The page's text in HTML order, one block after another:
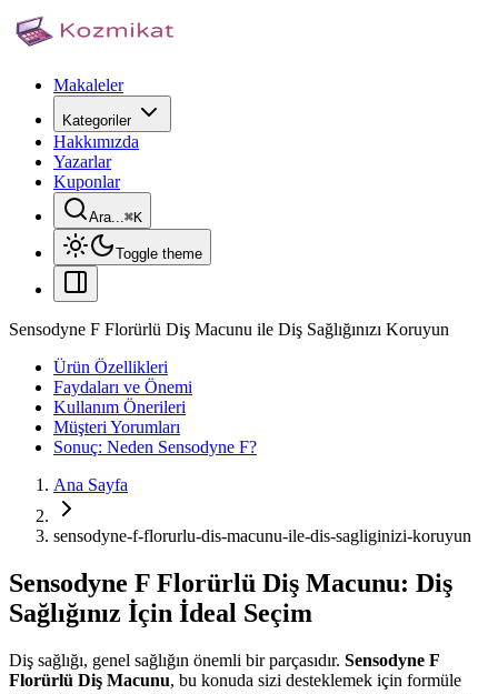
Makaleler
Kategoriler
Hakkımızda
Yazarlar
Kuponlar
Ara...⌘K
Toggle theme
Sensodyne F Florürlü Diş Macunu ile Diş Sağlığınızı Koruyun
Ürün Özellikleri
Faydaları ve Önemi
Kullanım Önerileri
Müşteri Yorumları
Sonuç: Neden Sensodyne F?
Ana Sayfa
sensodyne-f-florurlu-dis-macunu-ile-dis-sagliginizi-koruyun
Sensodyne F Florürlü Diş Macunu: Diş
Sağlığınız İçin İdeal Seçim
Diş sağlığı, genel sağlığın önemli bir parçasıdır. Sensodyne F
Florürlü Diş Macunu, bu konuda sizi desteklemek için formüle